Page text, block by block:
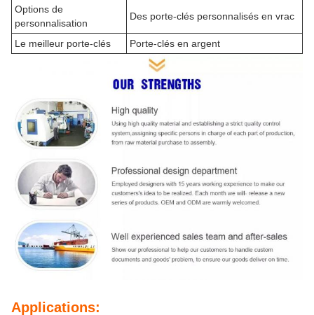
Options de
personnalisation
Des porte-clés personnalisés en vrac
Le meilleur porte-clés Porte-clés en argent
Applications: